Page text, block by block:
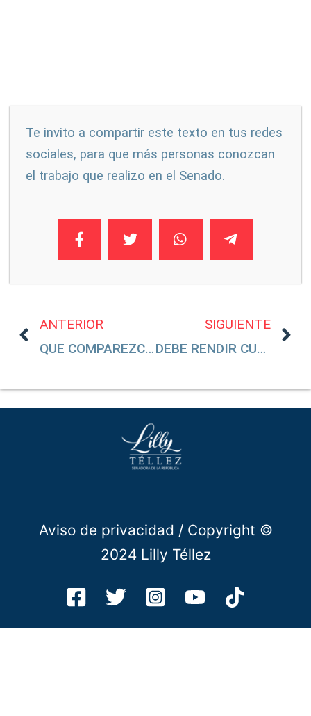
Te invito a compartir este texto en tus redes
sociales, para que más personas conozcan
el trabajo que realizo en el Senado.
ANTERIOR
QUE COMPAREZCA EL SECRETARIO DE AGRICULTURA ANTE EL SENADO
SIGUIENTE
DEBE RENDIR CUENTAS ROSA ICELA RODRÍGUEZ VELÁZQUEZ SOBRE LA VIOLENCIA DESBORDADA EN MÉXICO
Aviso de privacidad / Copyright ©
2024 Lilly Téllez